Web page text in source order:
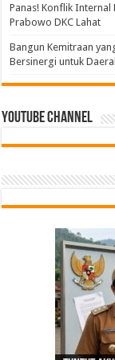
Panas! Konflik Internal
Prabowo DKC Lahat
Bangun Kemitraan
Bersinergi untuk
Youtube Channel
Tindak
Bangun
PGRI